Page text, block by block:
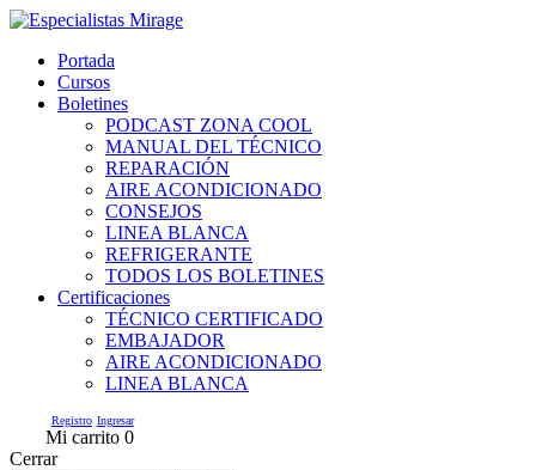
Portada
Cursos
Boletines
PODCAST ZONA COOL
MANUAL DEL TÉCNICO
REPARACIÓN
AIRE ACONDICIONADO
CONSEJOS
LINEA BLANCA
REFRIGERANTE
TODOS LOS BOLETINES
Certificaciones
TÉCNICO CERTIFICADO
EMBAJADOR
AIRE ACONDICIONADO
LINEA BLANCA
Registro Ingresar
Mi carrito 0
Cerrar